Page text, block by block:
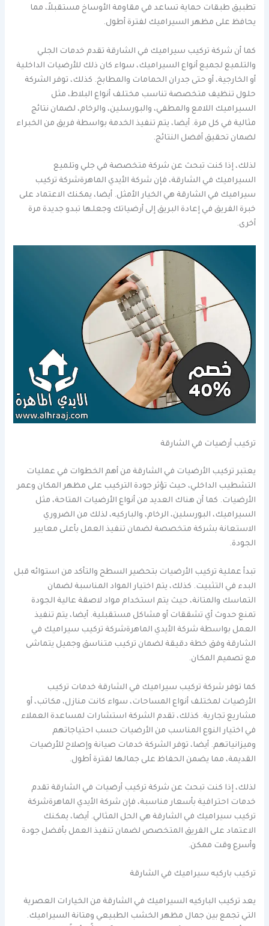
تطبيق طبقات حماية تساعد في مقاومة الأوساخ مستقبلاً، مما
يحافظ على مظهر السيراميك لفترة أطول.
كما أن شركة تركيب سيراميك في الشارقة تقدم خدمات الجلي
والتلميع لجميع أنواع السيراميك، سواء كان ذلك للأرضيات الداخلية
أو الخارجية، أو حتى جدران الحمامات والمطابخ. كذلك، توفر الشركة
حلول تنظيف متخصصة تناسب مختلف أنواع البلاط، مثل
السيراميك اللامع والمطفي، والبورسلين، والرخام، لضمان نتائج
مثالية في كل مرة. أيضا، يتم تنفيذ الخدمة بواسطة فريق من الخبراء
لضمان تحقيق أفضل النتائج.
لذلك، إذا كنت تبحث عن شركة متخصصة في جلي وتلميع
السيراميك في الشارقة، فإن شركة الأيدي الماهرةشركة تركيب
سيراميك في الشارقة هي الخيار الأمثل. أيضا، يمكنك الاعتماد على
خبرة الفريق في إعادة البريق إلى أرضياتك وجعلها تبدو جديدة مرة
أخرى.
تركيب أرضيات في الشارقة
يعتبر تركيب الأرضيات في الشارقة من أهم الخطوات في عمليات
التشطيب الداخلي، حيث تؤثر جودة التركيب على مظهر المكان وعمر
الأرضيات. كما أن هناك العديد من أنواع الأرضيات المتاحة، مثل
السيراميك، البورسلين، الرخام، والباركيه، لذلك من الضروري
الاستعانة بشركة متخصصة لضمان تنفيذ العمل بأعلى معايير
الجودة.
تبدأ عملية تركيب الأرضيات بتحضير السطح والتأكد من استوائه قبل
البدء في التثبيت. كذلك، يتم اختيار المواد المناسبة لضمان
التماسك والمتانة، حيث يتم استخدام مواد لاصقة عالية الجودة
تمنع حدوث أي تشققات أو مشاكل مستقبلية. أيضا، يتم تنفيذ
العمل بواسطة شركة الأيدي الماهرةشركة تركيب سيراميك في
الشارقة وفق خطة دقيقة لضمان تركيب متناسق وجميل يتماشى
مع تصميم المكان.
كما توفر شركة تركيب سيراميك في الشارقة خدمات تركيب
الأرضيات لمختلف أنواع المساحات، سواء كانت منازل، مكاتب، أو
مشاريع تجارية. كذلك، تقدم الشركة استشارات لمساعدة العملاء
في اختيار النوع المناسب من الأرضيات حسب احتياجاتهم
وميزانياتهم. أيضا، توفر الشركة خدمات صيانة وإصلاح للأرضيات
القديمة، مما يضمن الحفاظ على جمالها لفترة أطول.
لذلك، إذا كنت تبحث عن شركة تركيب أرضيات في الشارقة تقدم
خدمات احترافية بأسعار مناسبة، فإن شركة الأيدي الماهرةشركة
تركيب سيراميك في الشارقة هي الحل المثالي. أيضا، يمكنك
الاعتماد على الفريق المتخصص لضمان تنفيذ العمل بأفضل جودة
وأسرع وقت ممكن.
تركيب باركيه سيراميك في الشارقة
يعد تركيب الباركيه السيراميك في الشارقة من الخيارات العصرية
التي تجمع بين جمال مظهر الخشب الطبيعي ومتانة السيراميك.